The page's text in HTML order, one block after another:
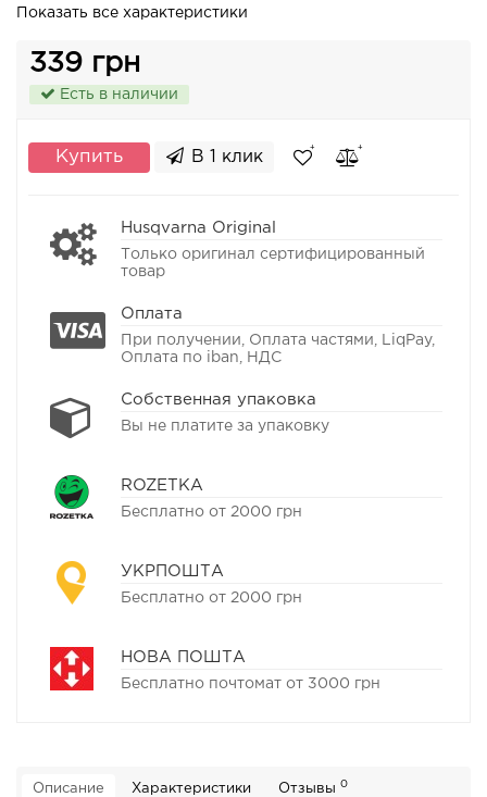
Показать все характеристики
339 грн
Есть в наличии
Купить В 1 клик
Husqvarna Original
Только оригинал сертифицированный
товар
Оплата
При получении, Оплата частями, LiqPay,
Оплата по iban, НДС
Собственная упаковка
Вы не платите за упаковку
ROZETKA
Бесплатно от 2000 грн
УКРПОШТА
Бесплатно от 2000 грн
НОВА ПОШТА
Бесплатно почтомат от 3000 грн
Описание Характеристики Отзывы 0